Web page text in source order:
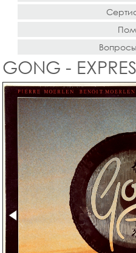
GONG -